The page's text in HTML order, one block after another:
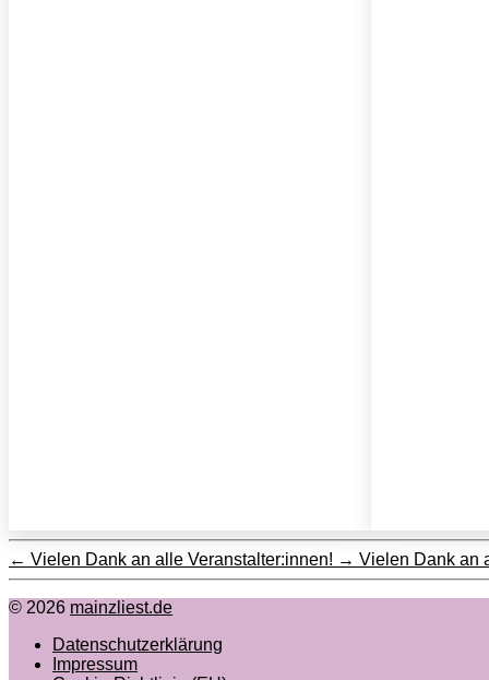
← Vielen Dank an alle Veranstalter:innen! → Vielen Dank an
© 2026 mainzliest.de
Datenschutzerklärung
Impressum